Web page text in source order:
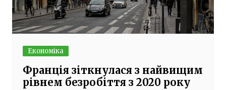
Економіка
Франція зіткнулася з найвищим
рівнем безробіття з 2020 року